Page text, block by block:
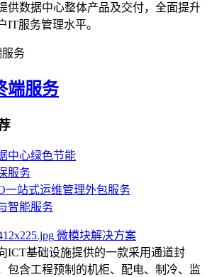
供数据中心整体产品及交付，全面提升
IT服务管理水平。
务
端服务
中心绿色节能
服务
一站式运维管理外包服务
智能服务
微模块解决方案
ICT基础设施提供的一款采用通道封
包含工程预制的机柜、配电、制冷、监